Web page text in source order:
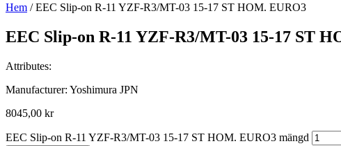
Hem / EEC Slip-on R-11 YZF-R3/MT-03 15-17 ST HOM. EURO3
EEC Slip-on R-11 YZF-R3/MT-03 15-17 ST
Attributes:
Manufacturer: Yoshimura JPN
8045,00 kr
EEC Slip-on R-11 YZF-R3/MT-03 15-17 ST HOM. EURO3 mängd